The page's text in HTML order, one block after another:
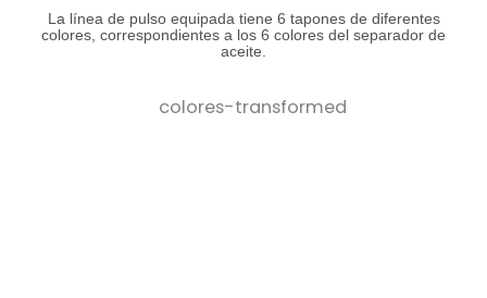
La línea de pulso equipada tiene 6 tapones de diferentes
colores, correspondientes a los 6 colores del separador de
aceite.